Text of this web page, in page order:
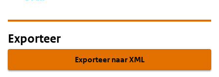
Exporteer
Exporteer naar XML